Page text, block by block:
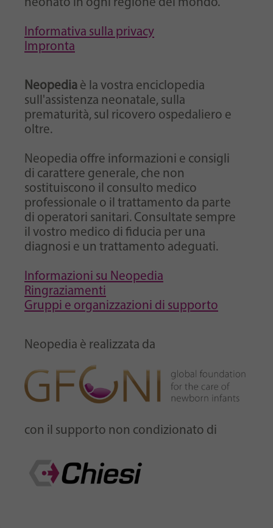
neonato in ogni regione del mondo.
Informativa sulla privacy
Impronta
Neopedia è la vostra enciclopedia
sull'assistenza neonatale, sulla
prematurità, sul ricovero ospedaliero e
oltre.
Neopedia offre informazioni e consigli
di carattere generale, che non
sostituiscono il consulto medico
professionale o il trattamento da parte
di operatori sanitari. Consultate sempre
il vostro medico di fiducia per una
diagnosi e un trattamento adeguati.
Informazioni su Neopedia
Ringraziamenti
Gruppi e organizzazioni di supporto
Neopedia è realizzata da
con il supporto non condizionato di